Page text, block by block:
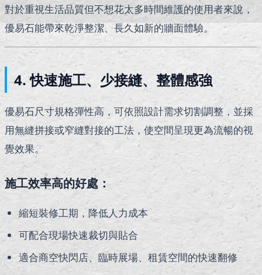
對於重視生活品質但不想花太多時間維護的使用者來說，
優易石能帶來乾淨整潔、長久如新的牆面體驗。
4. 快速施工、少接縫、整體感強
優易石尺寸規格彈性高，可依照設計需求切割調整，並採
用無縫拼接或窄縫對接的工法，使空間呈現更為流暢的視
覺效果。
施工效率高的好處：
縮短裝修工期，降低人力成本
可配合現場快速裁切與貼合
適合商空快閃店、臨時展場、租賃空間的快速翻修